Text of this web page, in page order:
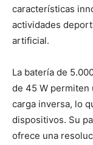
características
actividades
artificial.
La batería de
de 45 W permiten
carga inversa, lo
dispositivos. Su
ofrece una